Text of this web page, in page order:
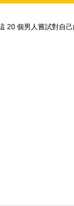
20 個男人嘗試對自